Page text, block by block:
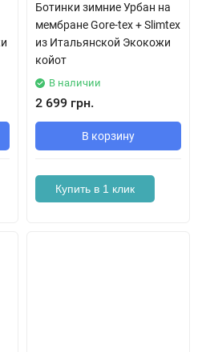
Ботинки зимние Урбан на
мембране Gore-tex + Slimtex
из Итальянской Экокожи
койот
В наличии
2 699 грн.
В корзину
Купить в 1 клик